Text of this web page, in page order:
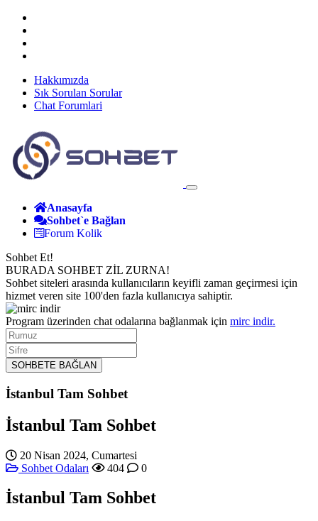
Hakkımızda
Sık Sorulan Sorular
Chat Forumlari
Anasayfa
Sohbet`e Bağlan
Forum Kolik
Sohbet Et!
BURADA SOHBET ZİL ZURNA!
Sohbet siteleri arasında kullanıcıların keyifli zaman geçirmesi için
hizmet veren site 100'den fazla kullanıcıya sahiptir.
Program üzerinden chat odalarına bağlanmak için mirc indir.
Rumuz
Sifre
SOHBETE BAĞLAN
İstanbul Tam Sohbet
İstanbul Tam Sohbet
20 Nisan 2024, Cumartesi
Sohbet Odaları
404 0
İstanbul Tam Sohbet